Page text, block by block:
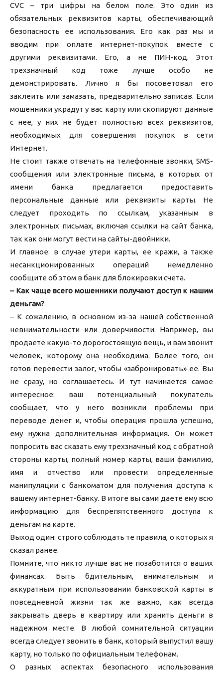
CVC – три цифры на белом поле. Это один из
обязательных реквизитов карты, обеспечивающий
безопасность ее использования. Его как раз мы и
вводим при оплате интернет-покупок вместе с
другими реквизитами. Его, а не ПИН-код. Этот
трехзначный код тоже лучше особо не
демонстрировать. Лично я бы посоветовал его
заклеить или замазать, предварительно записав. Если
мошенники украдут у вас карту или скопируют данные
с нее, у них не будет полностью всех реквизитов,
необходимых для совершения покупок в сети
Интернет.
Не стоит также отвечать на телефонные звонки, SMS-
сообщения или электронные письма, в которых от
имени банка предлагается предоставить
персональные данные или реквизиты карты. Не
следует проходить по ссылкам, указанным в
электронных письмах, включая ссылки на сайт банка,
так как они могут вести на сайты-двойники.
И главное: в случае утери карты, ее кражи, а также
несанкционированных операций немедленно
сообщите об этом в банк для блокировки счета.
– Как чаще всего мошенники получают доступ к нашим
деньгам?
– К сожалению, в основном из-за нашей собственной
невнимательности или доверчивости. Например, вы
продаете какую-то дорогостоящую вещь, и вам звонит
человек, которому она необходима. Более того, он
готов перевести залог, чтобы «забронировать» ее. Вы
не сразу, но соглашаетесь. И тут начинается самое
интересное: ваш потенциальный покупатель
сообщает, что у него возникли проблемы при
переводе денег и, чтобы операция прошла успешно,
ему нужна дополнительная информация. Он может
попросить вас сказать ему трехзначный код с обратной
стороны карты, полный номер карты, ваши фамилию,
имя и отчество или провести определенные
манипуляции с банкоматом для получения доступа к
вашему интернет-банку. В итоге вы сами даете ему всю
информацию для беспрепятственного доступа к
деньгам на карте.
Выход один: строго соблюдать те правила, о которых я
сказал ранее.
Помните, что никто лучше вас не позаботится о ваших
финансах. Быть бдительным, внимательным и
аккуратным при использовании банковской карты в
повседневной жизни так же важно, как всегда
закрывать дверь в квартиру или хранить деньги в
надежном месте. В любой сомнительной ситуации
всегда следует звонить в банк, который выпустил вашу
карту, но только по официальным телефонам.
О разных аспектах безопасного использования